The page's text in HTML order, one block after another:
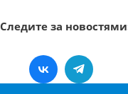
Следите за